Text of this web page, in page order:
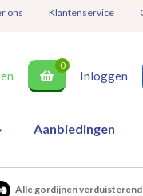
ons Klantenservice
0
Inloggen
Aanbiedingen
Alle gordijnen